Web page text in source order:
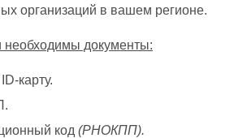
организаций в вашем регионе.
необходимы документы:
карту.
код (РНОКПП).